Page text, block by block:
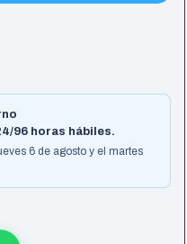
96 horas hábiles.
6 de agosto y el martes